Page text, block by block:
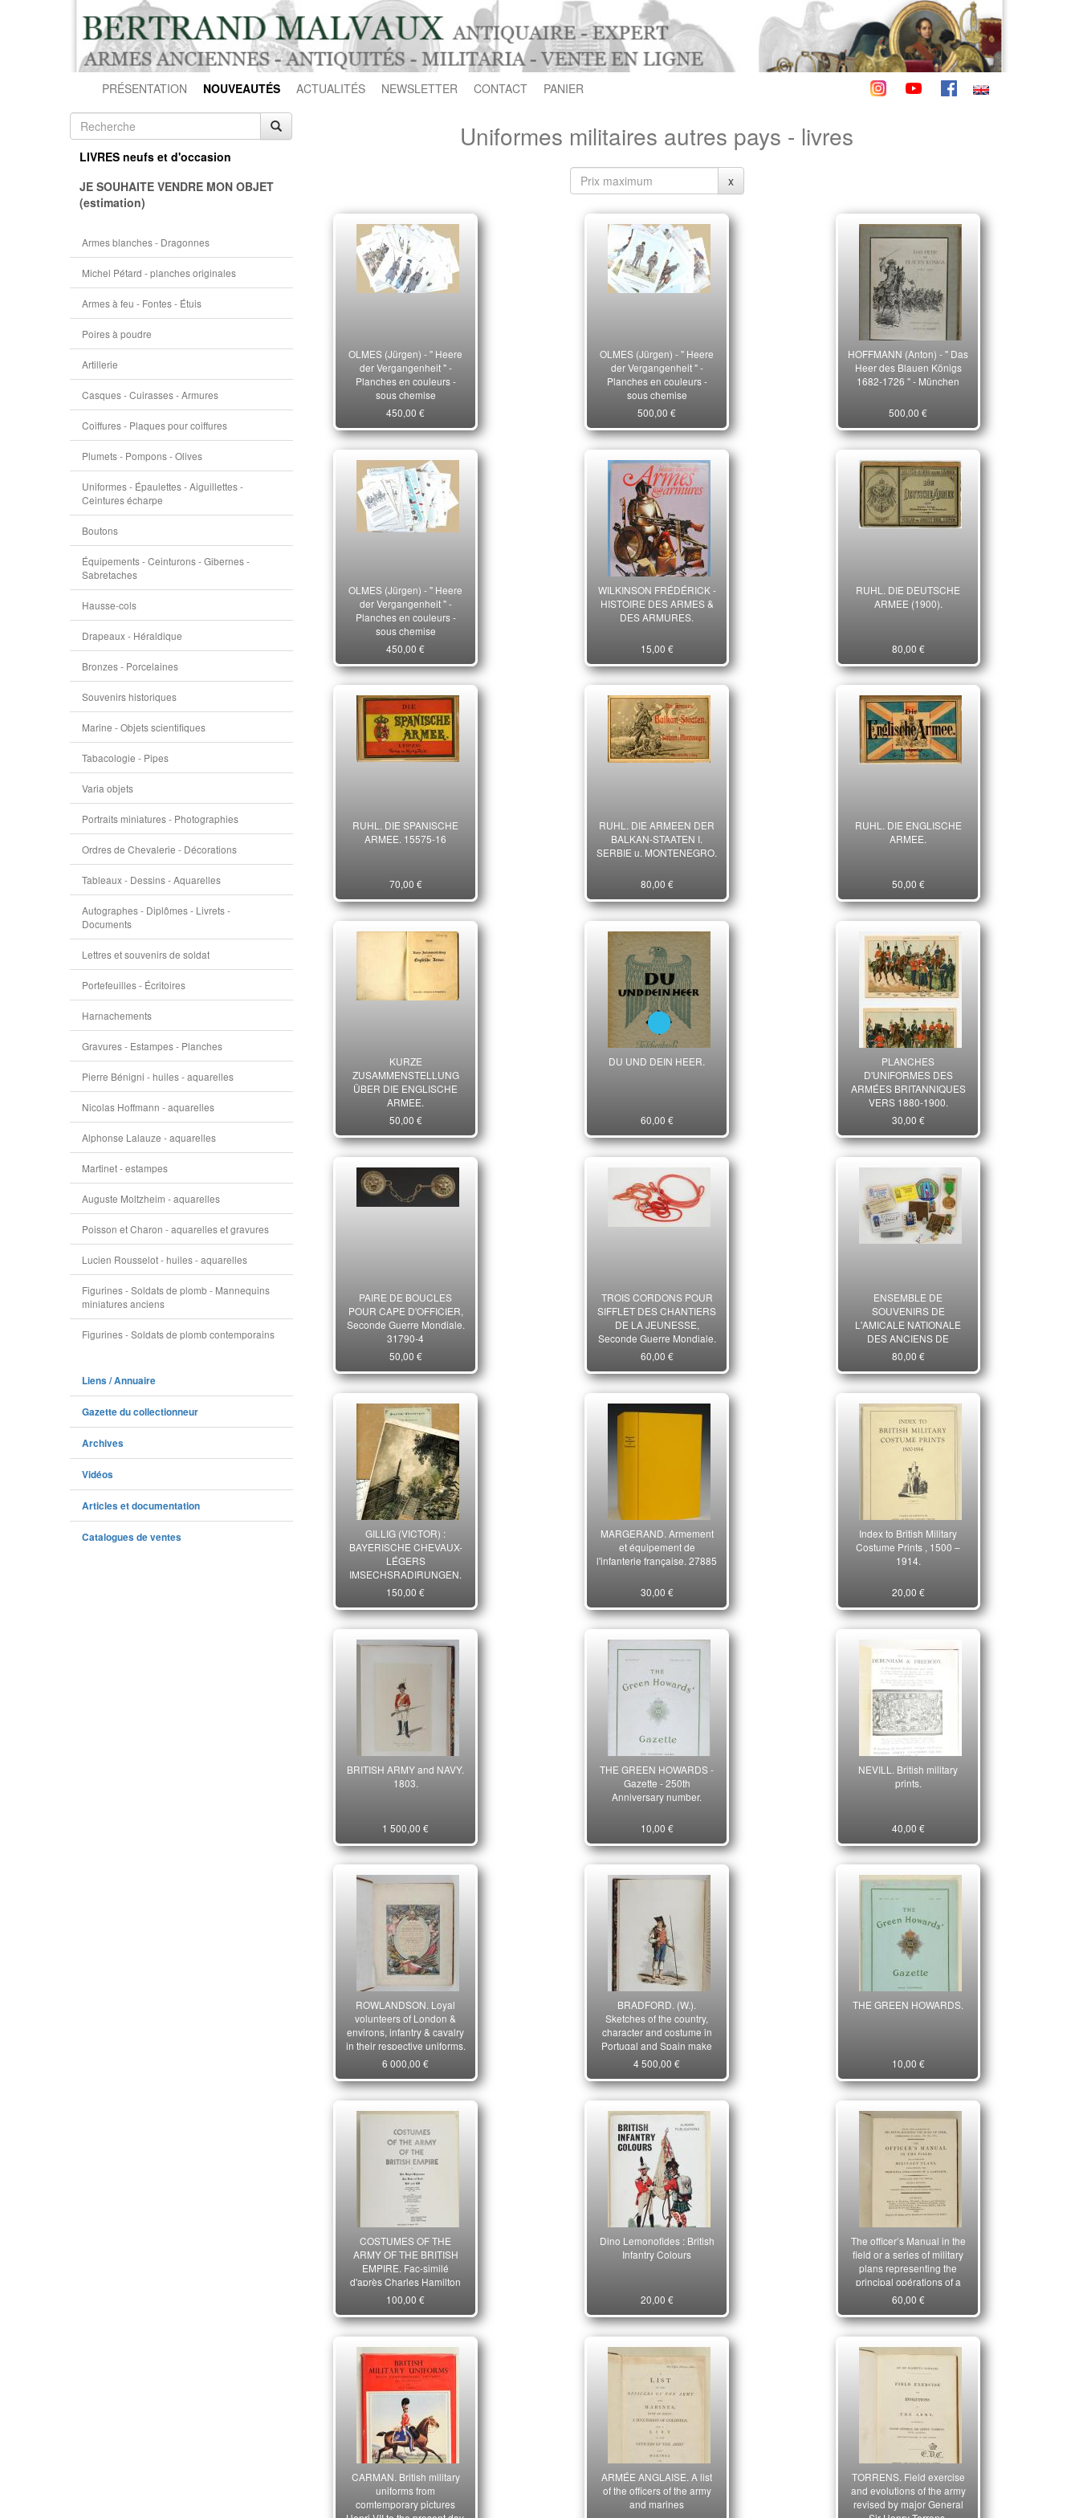
PRÉSENTATION NOUVEAUTÉS ACTUALITÉS NEWSLETTER CONTACT PANIER
LIVRES neufs et d'occasion
JE SOUHAITE VENDRE MON OBJET
(estimation)
Armes blanches - Dragonnes
Michel Pétard - planches originales
Armes à feu - Fontes - Étuis
Poires à poudre
Artillerie
Casques - Cuirasses - Armures
Coiffures - Plaques pour coiffures
Plumets - Pompons - Olives
Uniformes - Épaulettes - Aiguillettes -
Ceintures écharpe
Boutons
Équipements - Ceinturons - Gibernes -
Sabretaches
Hausse-cols
Drapeaux - Héraldique
Bronzes - Porcelaines
Souvenirs historiques
Marine - Objets scientifiques
Tabacologie - Pipes
Varia objets
Portraits miniatures - Photographies
Ordres de Chevalerie - Décorations
Tableaux - Dessins - Aquarelles
Autographes - Diplômes - Livrets -
Documents
Lettres et souvenirs de soldat
Portefeuilles - Écritoires
Harnachements
Gravures - Estampes - Planches
Pierre Bénigni - huiles - aquarelles
Nicolas Hoffmann - aquarelles
Alphonse Lalauze - aquarelles
Martinet - estampes
Auguste Moltzheim - aquarelles
Poisson et Charon - aquarelles et gravures
Lucien Rousselot - huiles - aquarelles
Figurines - Soldats de plomb - Mannequins
miniatures anciens
Figurines - Soldats de plomb contemporains
Liens / Annuaire
Gazette du collectionneur
Archives
Vidéos
Articles et documentation
Catalogues de ventes
Uniformes militaires autres pays - livres
x
OLMES (Jürgen) - " Heere
der Vergangenheit " -
Planches en couleurs -
sous chemise
450,00 €
OLMES (Jürgen) - " Heere
der Vergangenheit " -
Planches en couleurs -
sous chemise
500,00 €
HOFFMANN (Anton) - " Das
Heer des Blauen Königs
1682-1726 " - München
500,00 €
OLMES (Jürgen) - " Heere
der Vergangenheit " -
Planches en couleurs -
sous chemise
450,00 €
WILKINSON FRÉDÉRICK -
HISTOIRE DES ARMES &
DES ARMURES.
15,00 €
RUHL. DIE DEUTSCHE
ARMEE (1900).
80,00 €
RUHL. DIE SPANISCHE
ARMEE. 15575-16
70,00 €
RUHL. DIE ARMEEN DER
BALKAN-STAATEN I.
SERBIE u. MONTENEGRO.
80,00 €
RUHL. DIE ENGLISCHE
ARMEE.
50,00 €
KURZE
ZUSAMMENSTELLUNG
ÜBER DIE ENGLISCHE
ARMEE.
50,00 €
DU UND DEIN HEER.
60,00 €
PLANCHES
D'UNIFORMES DES
ARMÉES BRITANNIQUES
VERS 1880-1900.
30,00 €
PAIRE DE BOUCLES
POUR CAPE D'OFFICIER,
Seconde Guerre Mondiale.
31790-4
50,00 €
TROIS CORDONS POUR
SIFFLET DES CHANTIERS
DE LA JEUNESSE,
Seconde Guerre Mondiale.
31794
60,00 €
ENSEMBLE DE
SOUVENIRS DE
L'AMICALE NATIONALE
DES ANCIENS DE
CHANTIERS DE LA
JEUNESSE FRANÇAISE,
Cinquième République
1980-2002. 31791
80,00 €
GILLIG (VICTOR) :
BAYERISCHE CHEVAUX-
LÉGERS
IMSECHSRADIRUNGEN.
150,00 €
MARGERAND. Armement
et équipement de
l'infanterie française. 27885
30,00 €
Index to British Military
Costume Prints , 1500 –
1914.
20,00 €
BRITISH ARMY and NAVY.
1803.
1 500,00 €
THE GREEN HOWARDS -
Gazette - 250th
Anniversary number.
10,00 €
NEVILL. British military
prints.
40,00 €
ROWLANDSON. Loyal
volunteers of London &
environs, infantry & cavalry
in their respective uniforms,
6 000,00 €
BRADFORD. (W.).
Sketches of the country,
character and costume in
Portugal and Spain make
during the campaing and
on the route of the british
army in 1808 and 1809.
4 500,00 €
THE GREEN HOWARDS.
10,00 €
COSTUMES OF THE
ARMY OF THE BRITISH
EMPIRE. Fac-similé
d'après Charles Hamilton
Smith.
100,00 €
Dino Lemonofides : British
Infantry Colours
20,00 €
The officer’s Manual in the
field or a series of military
plans representing the
principal opérations of a
campaign (translated from
the german) –
60,00 €
CARMAN. British military
uniforms from
comtemporary pictures
ARMÉE ANGLAISE. A list
of the officers of the army
and marines
TORRENS. Field exercise
and evolutions of the army
revised by major General